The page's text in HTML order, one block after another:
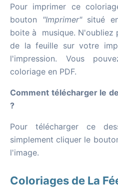
Pour imprimer ce
bouton "Imprimer"situé
boite à musique. N'oubliez
de la feuille sur votre
l'impression. Vous
coloriage en PDF.
Comment télécharger le
?
Pour télécharger ce
simplement cliquer le
l'image.
Coloriages de La